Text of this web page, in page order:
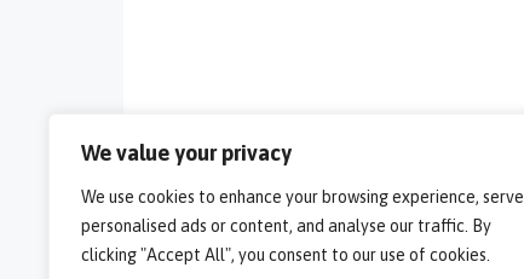
We value your privacy
We use cookies to enhance your browsing experience, serve
personalised ads or content, and analyse our traffic. By
clicking "Accept All", you consent to our use of cookies.